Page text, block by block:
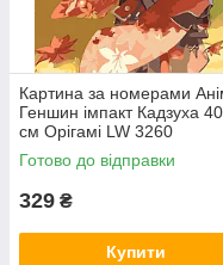
Картина за номерами
Геншин імпакт Кадзуха
см Орігамі LW 3260
Готово до відправки
329 ₴
Купити